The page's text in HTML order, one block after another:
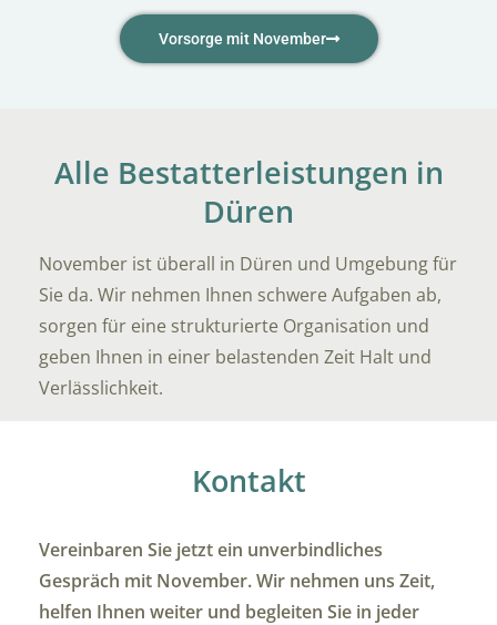
Vorsorge mit November
Alle Bestatterleistungen in
Düren
November ist überall in Düren und Umgebung für
Sie da. Wir nehmen Ihnen schwere Aufgaben ab,
sorgen für eine strukturierte Organisation und
geben Ihnen in einer belastenden Zeit Halt und
Verlässlichkeit.
Kontakt
Vereinbaren Sie jetzt ein unverbindliches
Gespräch mit November. Wir nehmen uns Zeit,
helfen Ihnen weiter und begleiten Sie in jeder